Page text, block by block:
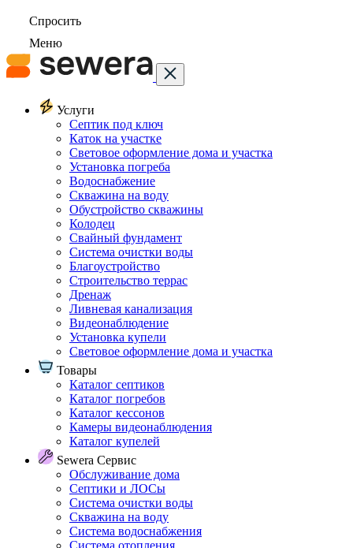
Спросить
Меню
Услуги
Септик под ключ
Каток на участке
Световое оформление дома и участка
Установка погреба
Водоснабжение
Скважина на воду
Обустройство скважины
Колодец
Свайный фундамент
Система очистки воды
Благоустройство
Строительство террас
Дренаж
Ливневая канализация
Видеонаблюдение
Установка купели
Световое оформление дома и участка
Товары
Каталог септиков
Каталог погребов
Каталог кессонов
Камеры видеонаблюдения
Каталог купелей
Sewera Сервис
Обслуживание дома
Септики и ЛОСы
Система очистки воды
Скважина на воду
Система водоснабжения
Система отопления